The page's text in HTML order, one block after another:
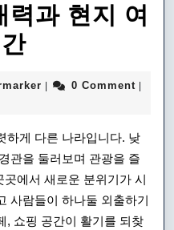
과 현지 여
태
밤
문
화
제
대
Millermarker
0 Comment
하게 다른 나라입니다. 낮
관을 둘러보며 관광을 즐
에서 새로운 분위기가 시
사람들이 하나둘 외출하기
, 쇼핑 공간이 활기를 되찾